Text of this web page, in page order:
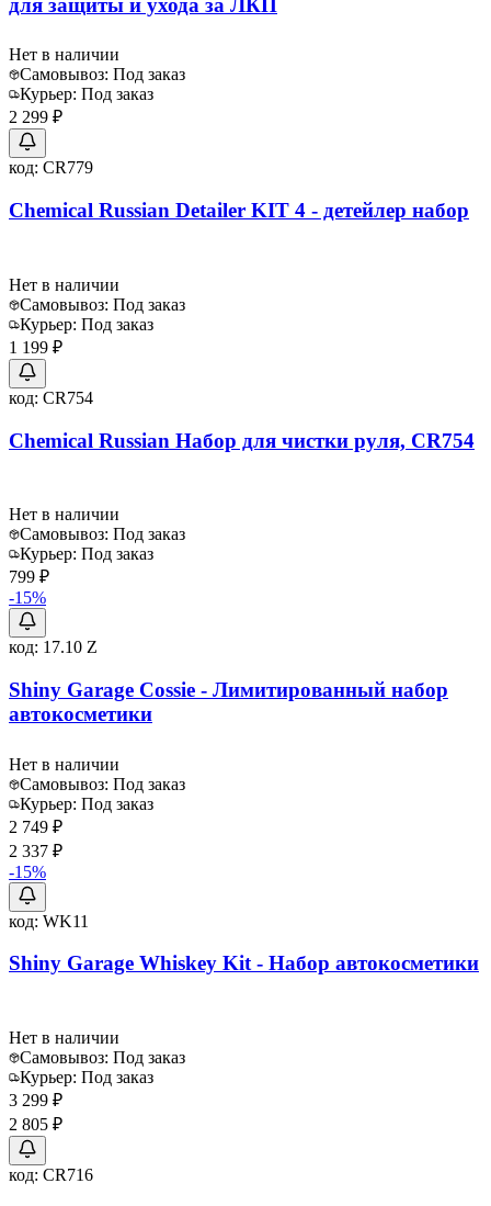
Нет в наличии
Самовывоз: Под заказ
Курьер: Под заказ
2 299 ₽
код: CR779
Chemical Russian Detailer KIT 4 - детейлер набор
Нет в наличии
Самовывоз: Под заказ
Курьер: Под заказ
1 199 ₽
код: CR754
Chemical Russian Набор для чистки руля, CR754
Нет в наличии
Самовывоз: Под заказ
Курьер: Под заказ
799 ₽
-15%
код: 17.10 Z
Shiny Garage Cossie - Лимитированный набор
автокосметики
Нет в наличии
Самовывоз: Под заказ
Курьер: Под заказ
2 749 ₽
2 337 ₽
-15%
код: WK11
Shiny Garage Whiskey Kit - Набор автокосметики
Нет в наличии
Самовывоз: Под заказ
Курьер: Под заказ
3 299 ₽
2 805 ₽
код: CR716